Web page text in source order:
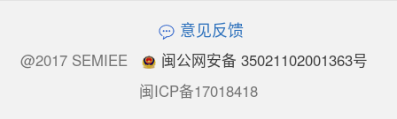
意见反馈
@2017 SEMIEE
闽公网安备 35021102001363号
闽ICP备17018418